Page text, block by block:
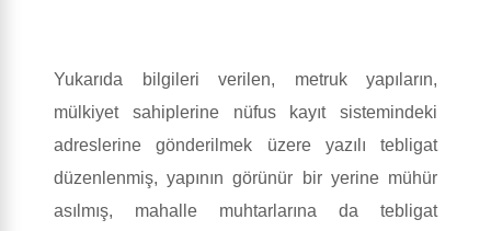
Yukarıda bilgileri verilen, metruk yapıların,
mülkiyet sahiplerine nüfus kayıt sistemindeki
adreslerine gönderilmek üzere yazılı tebligat
düzenlenmiş, yapının görünür bir yerine mühür
asılmış, mahalle muhtarlarına da tebligat